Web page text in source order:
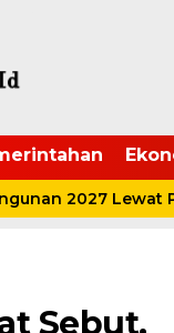
2027 Lewat
Sebut,